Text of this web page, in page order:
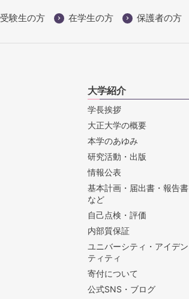
受験生の方 在学生の方 保護者の方
大学紹介
学長挨拶
大正大学の概要
本学のあゆみ
研究活動・出版
情報公表
基本計画・届出書・報告書
など
自己点検・評価
内部質保証
ユニバーシティ・アイデン
ティティ
寄付について
公式SNS・ブログ